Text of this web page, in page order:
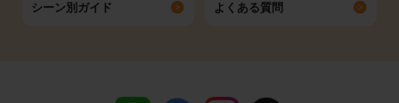
シーン別ガイド よくある質問